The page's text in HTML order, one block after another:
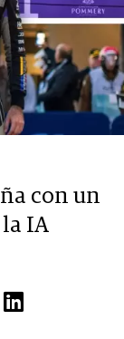
con un
la IA